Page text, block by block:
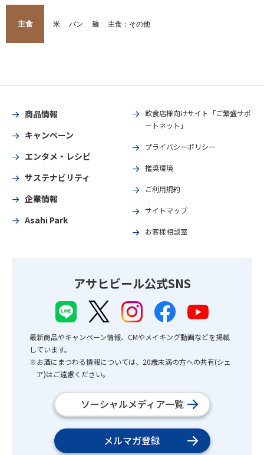
主食 米 パン 麺 主食：その他
商品情報
キャンペーン
エンタメ・レシピ
サステナビリティ
企業情報
Asahi Park
飲食店様向けサイト「ご繁盛サポ
ートネット」
プライバシーポリシー
推奨環境
ご利用規約
サイトマップ
お客様相談室
アサヒビール公式SNS
最新商品やキャンペーン情報、CMやメイキング動画などを掲載
しています。
※お酒にまつわる情報については、20歳未満の方への共有(シェ
ア)はご遠慮ください。
ソーシャルメディア一覧
メルマガ登録